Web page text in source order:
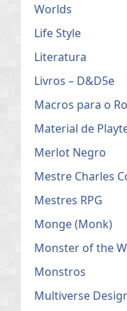
Worlds
Life Style
Literatura
Livros – D&D5e
Macros para o
Material de
Merlot Negro
Mestre Charles
Mestres RPG
Monge (Monk)
Monster of the
Monstros
Multiverse